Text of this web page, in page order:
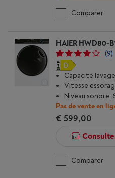
Comparer
HAIER HWD80-
(9)
Capacité
Vitesse
Niveau sonore:
Pas de vente en
€ 599,00
Comparer